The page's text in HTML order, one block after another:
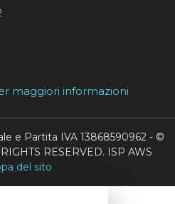
maggiori informazioni
e Partita IVA 13868590962 - ©
RESERVED. ISP AWS
del sito